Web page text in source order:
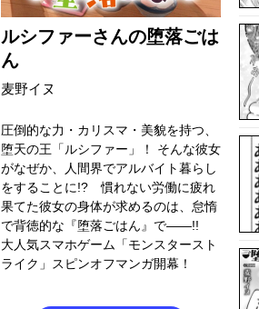
ルシファーさんの堕落ごは
ん
麦野イヌ
圧倒的な力・カリスマ・美貌を持つ、
堕天の王「ルシファー」！ そんな彼女
がなぜか、人間界でアルバイト暮らし
をすることに!? 慣れない労働に疲れ
果てた彼女の身体が求めるのは、怠惰
で背徳的な『堕落ごはん』で――!!
大人気スマホゲーム「モンスタースト
ライク」スピンオフマンガ開幕！